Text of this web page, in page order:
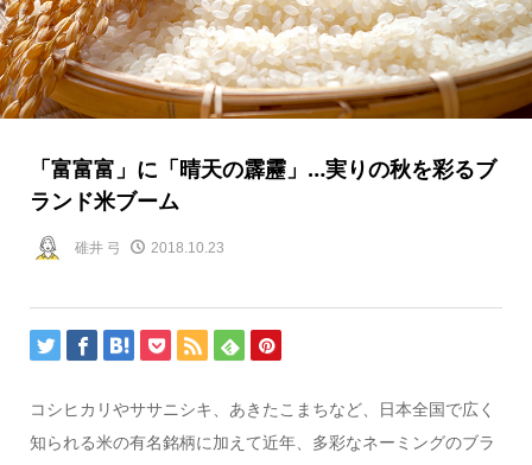
「富富富」に「晴天の霹靂」…実りの秋を彩るブ
ランド米ブーム
碓井 弓 2018.10.23
コシヒカリやササニシキ、あきたこまちなど、日本全国で広く
知られる米の有名銘柄に加えて近年、多彩なネーミングのブラ